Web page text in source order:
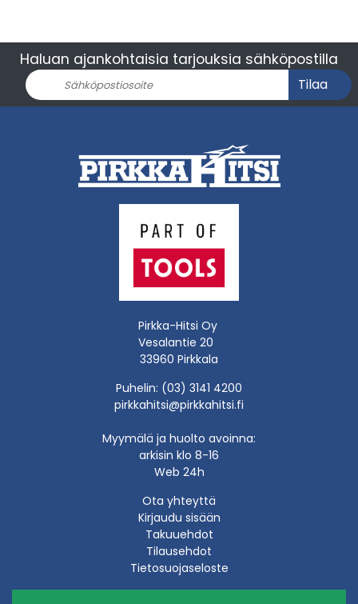
Haluan ajankohtaisia tarjouksia sähköpostilla
Tilaa
Pirkka-Hitsi Oy
Vesalantie 20
33960 Pirkkala
Puhelin: (03) 3141 4200
pirkkahitsi@pirkkahitsi.fi
Myymälä ja huolto avoinna:
arkisin klo 8-16
Web 24h
Ota yhteyttä
Kirjaudu sisään
Takuuehdot
Tilausehdot
Tietosuojaseloste